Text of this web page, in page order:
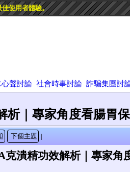
佳使用者體驗。
聲討論 社會時事討論 詐騙集團討
析｜專家角度看腸胃
下個主題 |
克潰精功效解析｜專家角